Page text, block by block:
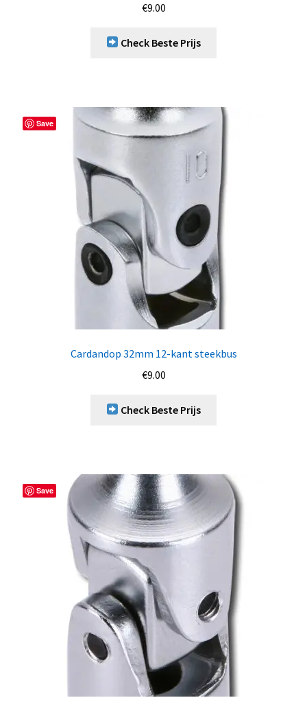
€9.00
Check Beste Prijs
Save
Cardandop 32mm 12-kant steekbus
€9.00
Check Beste Prijs
Save